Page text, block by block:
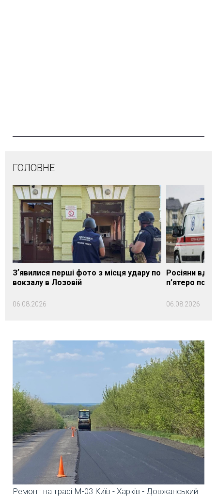
ГОЛОВНЕ
Зʼявилися перші фото з місця удару по
вокзалу в Лозовій
06.08.2026
Росіяни
п’ятеро
06.08.2026
Ремонт на трасі М-03 Київ - Харків - Довжанський